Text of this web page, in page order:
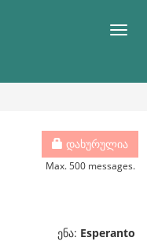
მენიუ
დახურულია
Max. 500 messages.
ენა: Esperanto